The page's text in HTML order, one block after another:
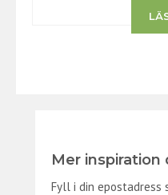
Mer inspiration
Fyll i din epostadress